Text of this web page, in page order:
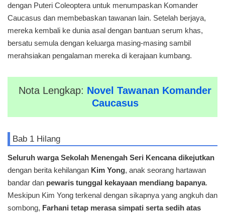
dengan Puteri Coleoptera untuk menumpaskan Komander
Caucasus dan membebaskan tawanan lain. Setelah berjaya,
mereka kembali ke dunia asal dengan bantuan serum khas,
bersatu semula dengan keluarga masing-masing sambil
merahsiakan pengalaman mereka di kerajaan kumbang.
Nota Lengkap: Novel Tawanan Komander
Caucasus
Bab 1 Hilang
Seluruh warga Sekolah Menengah Seri Kencana dikejutkan
dengan berita kehilangan Kim Yong, anak seorang hartawan
bandar dan pewaris tunggal kekayaan mendiang bapanya.
Meskipun Kim Yong terkenal dengan sikapnya yang angkuh dan
sombong, Farhani tetap merasa simpati serta sedih atas